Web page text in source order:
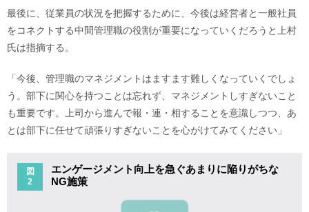
最後に、従業員の状況を把握するために、今後は経営者と一般社員
をコネクトする中間管理職の役割が重要になっていくだろうと上村
氏は指摘する。
「今後、管理職のマネジメントはますます難しくなっていくでしょ
う。部下に関心を持つことは忘れず、マネジメントしすぎないこと
も重要です。上司から進んで報・連・相することを意識しつつ、あ
とは部下に任せて頑張りすぎないことを心がけてみてください」
図
2
エンゲージメント向上を急ぐあまりに陥りがちな
NG施策